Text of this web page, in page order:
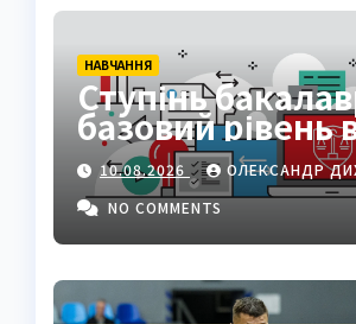
НАВЧАННЯ
Ступінь
базовий рівень
освіти
10.08.2026
ОЛЕКСАНДР
NO COMMENTS